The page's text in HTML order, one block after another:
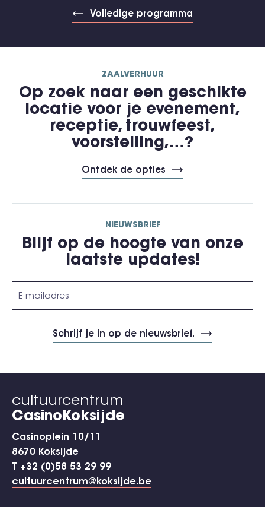
Volledige programma
ZAALVERHUUR
Op zoek naar een geschikte
locatie voor je evenement,
receptie, trouwfeest,
voorstelling,…?
Ontdek de opties
NIEUWSBRIEF
Blijf op de hoogte van onze
laatste updates!
cultuurcentrum
CasinoKoksijde
Casinoplein 10/11
8670 Koksijde
T +32 (0)58 53 29 99
cultuurcentrum@koksijde.be